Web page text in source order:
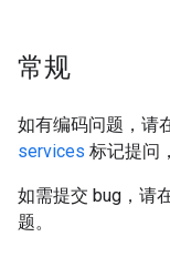
常规
如有编码问题，请
services 标记提问
如需提交 bug，请
题。